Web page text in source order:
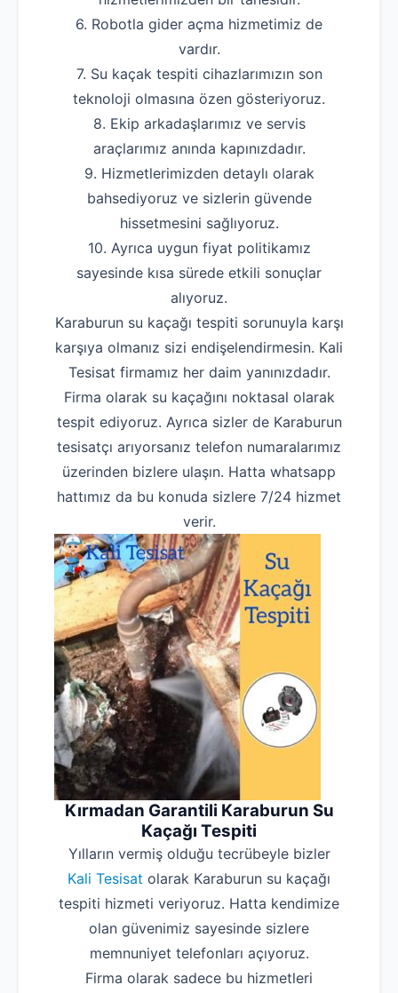
6. Robotla gider açma hizmetimiz de
vardır.
7. Su kaçak tespiti cihazlarımızın son
teknoloji olmasına özen gösteriyoruz.
8. Ekip arkadaşlarımız ve servis
araçlarımız anında kapınızdadır.
9. Hizmetlerimizden detaylı olarak
bahsediyoruz ve sizlerin güvende
hissetmesini sağlıyoruz.
10. Ayrıca uygun fiyat politikamız
sayesinde kısa sürede etkili sonuçlar
alıyoruz.
Karaburun su kaçağı tespiti sorunuyla karşı
karşıya olmanız sizi endişelendirmesin. Kali
Tesisat firmamız her daim yanınızdadır.
Firma olarak su kaçağını noktasal olarak
tespit ediyoruz. Ayrıca sizler de Karaburun
tesisatçı arıyorsanız telefon numaralarımız
üzerinden bizlere ulaşın. Hatta whatsapp
hattımız da bu konuda sizlere 7/24 hizmet
verir.
Kırmadan Garantili Karaburun Su
Kaçağı Tespiti
Yılların vermiş olduğu tecrübeyle bizler
Kali Tesisat olarak Karaburun su kaçağı
tespiti hizmeti veriyoruz. Hatta kendimize
olan güvenimiz sayesinde sizlere
memnuniyet telefonları açıyoruz.
Firma olarak sadece bu hizmetleri